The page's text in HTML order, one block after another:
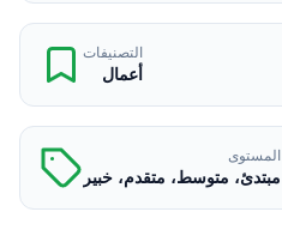
التصنيفات
أعمال
المستوى
مبتدئ، متوسط، متقدم، خبير